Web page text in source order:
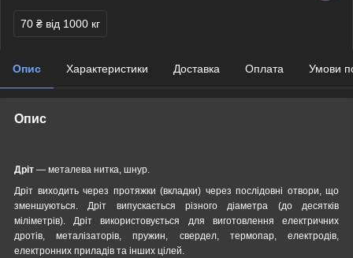
70 ₴ від 1000 кг
Опис Характеристики Доставка Оплата Умови
Опис
Дріт — металева нитка, шнур.
Дріт виходить через протяжки (вкладки) через послідовні отвори, що
зменшуються. Дріт випускається різного діаметра (до десятків
міліметрів). Дріт використовується для виготовлення електричних
дротів, металізаторів, пружин, свердел, термопар, електродів,
електронних приладів та інших цілей.